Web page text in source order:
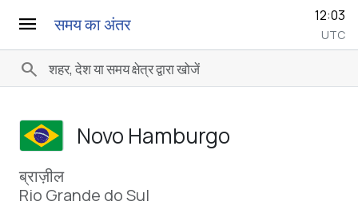
menu समय का अंतर 12:03
UTC
search
Novo Hamburgo
ब्राज़ील
Rio Grande do Sul